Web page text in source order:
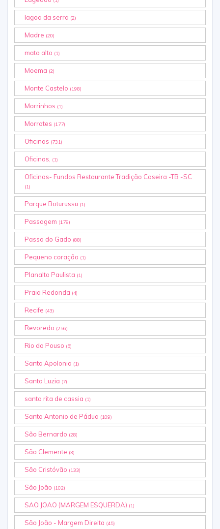
lagoa da serra (2)
Madre (20)
mato alto (1)
Moema (2)
Monte Castelo (198)
Morrinhos (1)
Morrotes (177)
Oficinas (731)
Oficinas, (1)
Oficinas- Fundos Restaurante Tradição Caseira -TB -SC
(1)
Parque Boturussu (1)
Passagem (179)
Passo do Gado (88)
Pequeno coração (1)
Planalto Paulista (1)
Praia Redonda (4)
Recife (43)
Revoredo (256)
Rio do Pouso (5)
Santa Apolonia (1)
Santa Luzia (7)
santa rita de cassia (1)
Santo Antonio de Pádua (109)
São Bernardo (28)
São Clemente (3)
São Cristóvão (133)
São João (102)
SAO JOAO (MARGEM ESQUERDA) (1)
São João - Margem Direita (45)